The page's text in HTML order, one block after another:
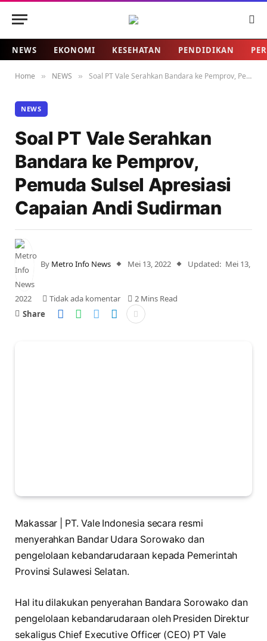
NEWS EKONOMI KESEHATAN PENDIDIKAN
Home » NEWS » Soal PT Vale Serahkan Bandara ke Pemprov, Pemuda Sulsel Apresiasi Capaian Andi Sudirman
NEWS
Soal PT Vale Serahkan
Bandara ke Pemprov,
Pemuda Sulsel Apresiasi
Capaian Andi Sudirman
By Metro Info News Mei 13, 2022 Updated: Mei 13,
2022 Tidak ada komentar
2 Mins Read
Share
Makassar | PT. Vale Indonesia secara resmi
menyerahkan Bandar Udara Sorowako dan
pengelolaan kebandarudaraan kepada Pemerintah
Provinsi Sulawesi Selatan.
Hal itu dilakukan penyerahan Bandara Sorowako dan
pengelolaan kebandarudaraan oleh Presiden Direktur
sekaligus Chief Executive Officer (CEO) PT Vale